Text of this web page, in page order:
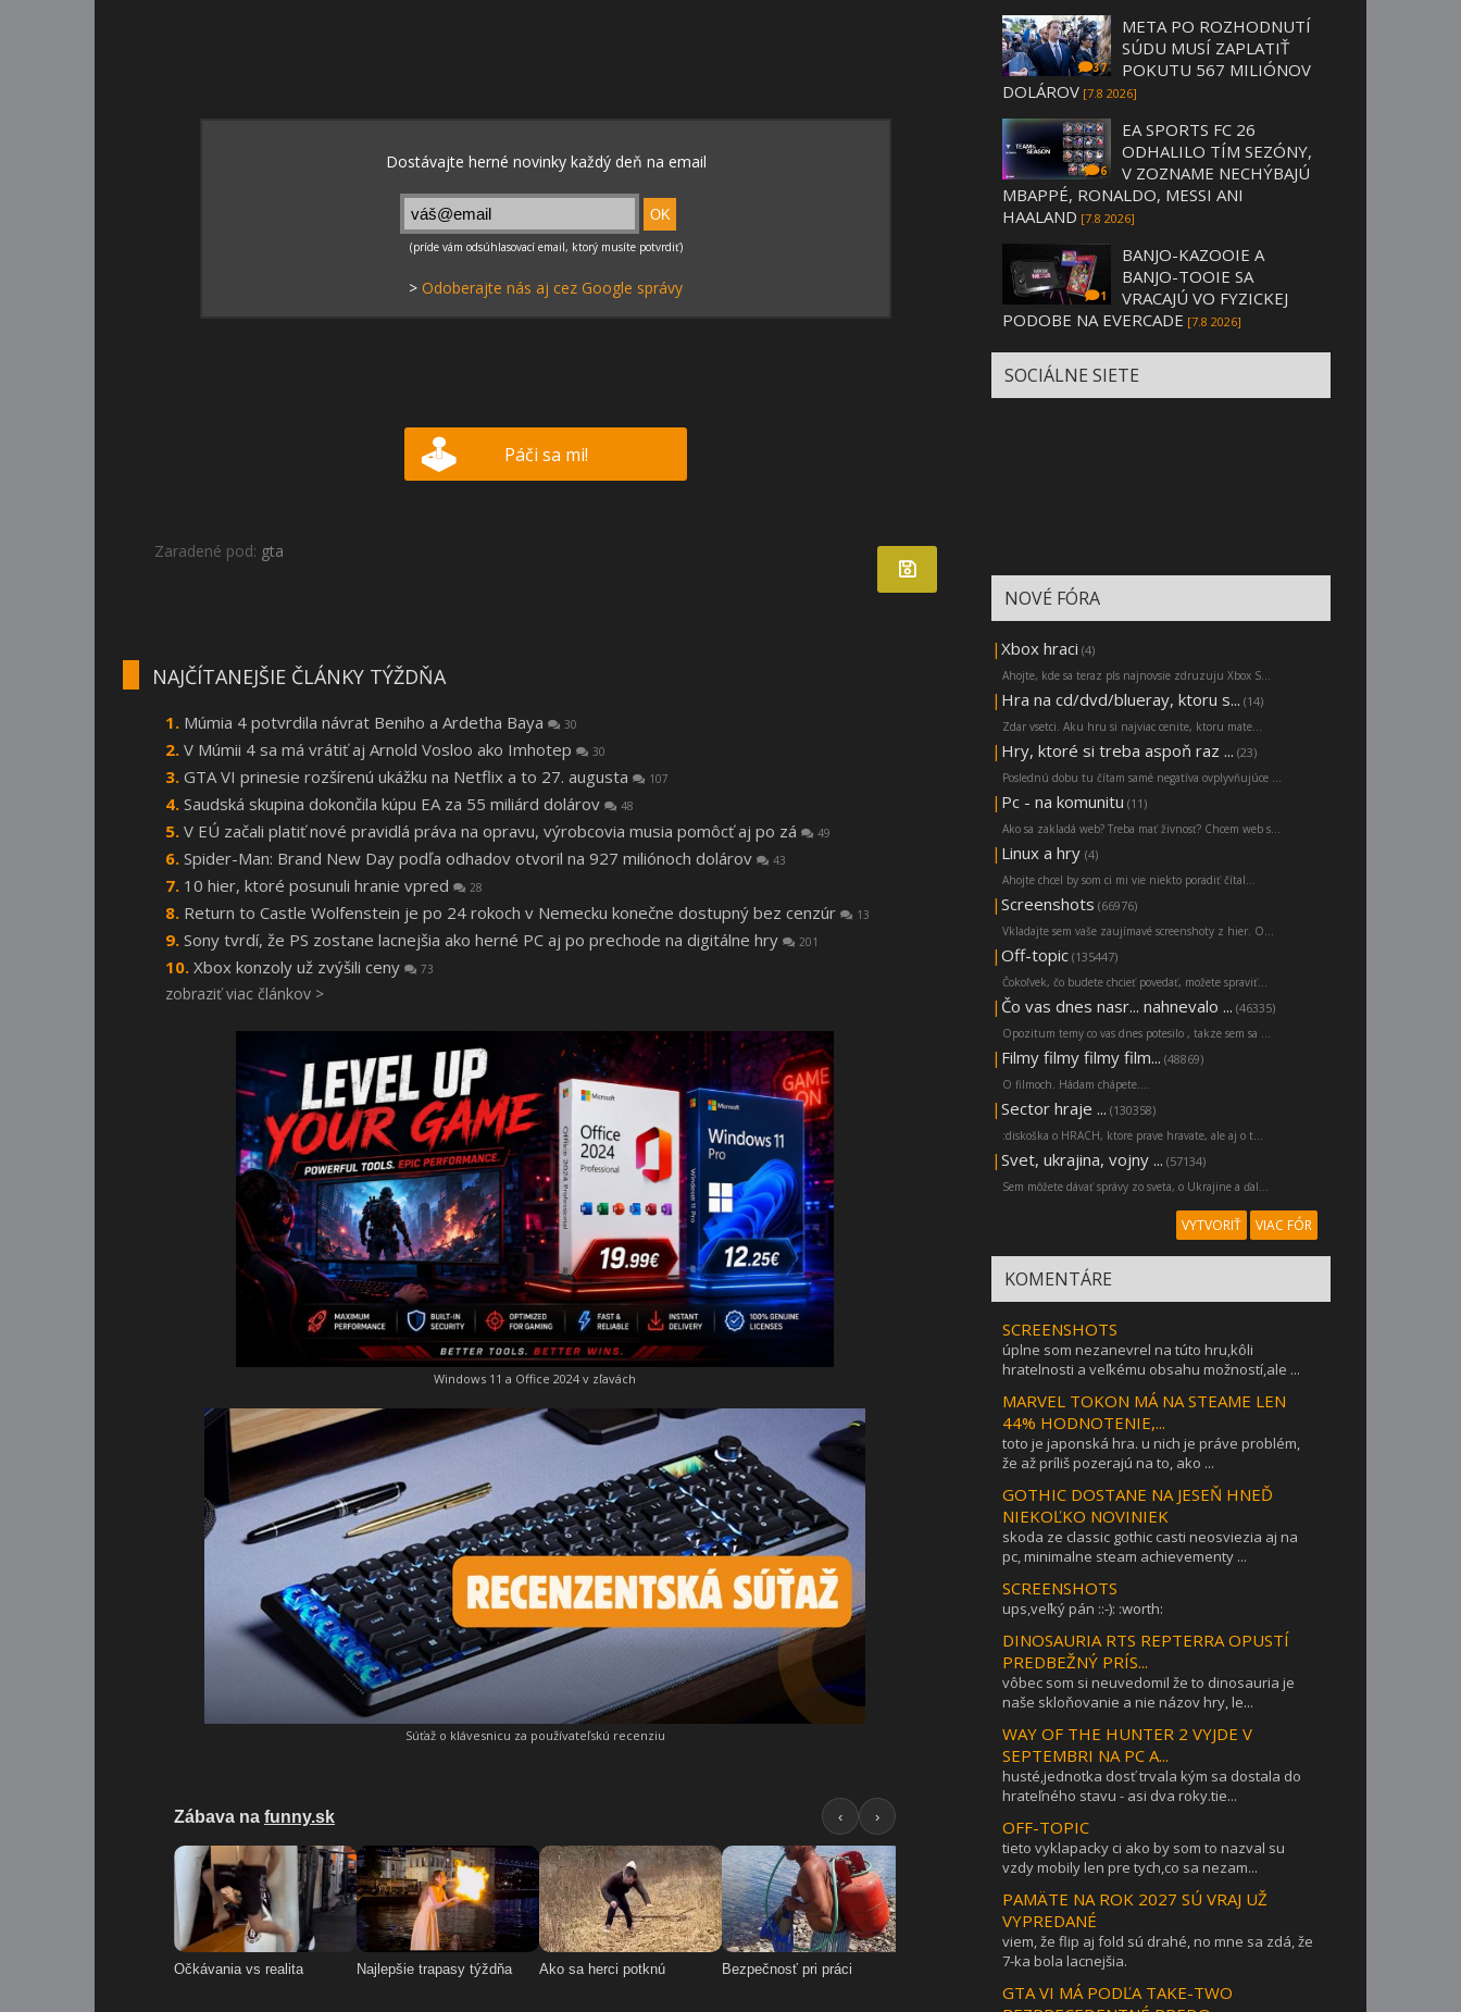
> Odoberajte nás aj cez Google správy
Páči sa mi!
Zaradené pod: gta
NAJČÍTANEJŠIE ČLÁNKY TÝŽDŇA
Múmia 4 potvrdila návrat Beniho a Ardetha Baya 30
V Múmii 4 sa má vrátiť aj Arnold Vosloo ako Imhotep 30
GTA VI prinesie rozšírenú ukážku na Netflix a to 27. augusta 107
Saudská skupina dokončila kúpu EA za 55 miliárd dolárov 48
V EÚ začali platiť nové pravidlá práva na opravu, výrobcovia musia pomôcť aj po zá 49
Spider-Man: Brand New Day podľa odhadov otvoril na 927 miliónoch dolárov 43
10 hier, ktoré posunuli hranie vpred 28
Return to Castle Wolfenstein je po 24 rokoch v Nemecku konečne dostupný bez cenzúr 13
Sony tvrdí, že PS zostane lacnejšia ako herné PC aj po prechode na digitálne hry 201
Xbox konzoly už zvýšili ceny 73
zobraziť viac článkov >
Windows 11 a Office 2024 v zľavách
Súťaž o klávesnicu za používateľskú recenziu
37
META PO ROZHODNUTÍ
SÚDU MUSÍ ZAPLATIŤ
POKUTU 567 MILIÓNOV
DOLÁROV [7.8 2026]
6
EA SPORTS FC 26
ODHALILO TÍM SEZÓNY,
V ZOZNAME NECHÝBAJÚ
MBAPPÉ, RONALDO, MESSI ANI
HAALAND [7.8 2026]
1
BANJO-KAZOOIE A
BANJO-TOOIE SA
VRACAJÚ VO FYZICKEJ
PODOBE NA EVERCADE [7.8 2026]
SOCIÁLNE SIETE
NOVÉ FÓRA
| Xbox hraci (4)
Ahojte, kde sa teraz pls najnovsie zdruzuju Xbox S...
| Hra na cd/dvd/blueray, ktoru s... (14)
Zdar vsetci. Aku hru si najviac cenite, ktoru mate...
| Hry, ktoré si treba aspoň raz ... (23)
Poslednú dobu tu čítam samé negatíva ovplyvňujúce ...
| Pc - na komunitu (11)
Ako sa zakladá web? Treba mať živnosť? Chcem web s...
| Linux a hry (4)
Ahojte chcel by som ci mi vie niekto poradiť čítal...
| Screenshots (66976)
Vkladajte sem vaše zaujímavé screenshoty z hier. O...
| Off-topic (135447)
Čokoľvek, čo budete chcieť povedať, možete spraviť...
| Čo vas dnes nasr... nahnevalo ... (46335)
Opozitum temy co vas dnes potesilo , takze sem sa ...
| Filmy filmy filmy film... (48869)
O filmoch. Hádam chápete....
| Sector hraje ... (130358)
:diskoška o HRACH, ktore prave hravate, ale aj o t...
| Svet, ukrajina, vojny ... (57134)
Sem môžete dávať správy zo sveta, o Ukrajine a ďal...
VYTVORIŤ VIAC FÓR
KOMENTÁRE
SCREENSHOTS
úplne som nezanevrel na túto hru,kôli
hratelnosti a veľkému obsahu možností,ale ...
MARVEL TOKON MÁ NA STEAME LEN
44% HODNOTENIE,...
toto je japonská hra. u nich je práve problém,
že až príliš pozerajú na to, ako ...
GOTHIC DOSTANE NA JESEŇ HNEĎ
NIEKOĽKO NOVINIEK
skoda ze classic gothic casti neosviezia aj na
pc, minimalne steam achievementy ...
SCREENSHOTS
ups,veľký pán ::-): :worth:
DINOSAURIA RTS REPTERRA OPUSTÍ
PREDBEŽNÝ PRÍS...
vôbec som si neuvedomil že to dinosauria je
naše skloňovanie a nie názov hry, le...
WAY OF THE HUNTER 2 VYJDE V
SEPTEMBRI NA PC A...
husté,jednotka dosť trvala kým sa dostala do
hrateľného stavu - asi dva roky.tie...
OFF-TOPIC
tieto vyklapacky ci ako by som to nazval su
vzdy mobily len pre tych,co sa nezam...
PAMÄTE NA ROK 2027 SÚ VRAJ UŽ
VYPREDANÉ
viem, že flip aj fold sú drahé, no mne sa zdá, že
7-ka bola lacnejšia.
GTA VI MÁ PODĽA TAKE-TWO